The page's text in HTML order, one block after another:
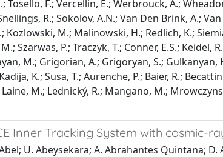
Inner Tracking System with cosmic-
Bruno; D. Budnikov; H. Buesching; P. Buncic; O. Busch; Z. Buthelezi; D. Caffarri; X. Cai; H. Caines; E. Camacho; P. Camerini; M. Campbell; V. Canoa Roman; G.P. Capitani; G. Cara Romeo; F. Carena; W. Carena; F. Carminati; A. Casanova D́ıaz; M. Caselle; J. Castillo Castellanos; J.F. Castillo Hernandez; V. Catanescu; E. Cattaruzza; C. Cavicchioli; P. Cerello; V. Chambert; B. Chang; S. Chapeland; A. Charpy; J.L. Charvet; S. Chattopadhyay; S. Chattopadhyay; M. Cherney; C. Cheshkov; B. Cheynis; E. Chiavassa; V. Chibante Barroso; D.D. Chinellato; P. Chochula; K. Choi; M. Chojnacki; P. Christakoglou; C.H. Christensen; P. Christiansen; T. Chujo; F. Chuman; C. Cicalo; L. Cifarelli; F. Cindolo; J. Cleymans; O. Cobanoglu; J.-P. Coffin; S. Coli; A. Colla; G. Conesa Balbastre; Z. Conesa del Valle; E.S. Conner; P. Constantin; G. Contin; G.J. Contreras; Y. Corrales Morales; T.M. Cormier; P. Cortese; I. Corte s Maldonado; M.R. Cosentino; F. Costa; M.E. Cotallo; E. Crescio; P. Crochet; E. Cuautle; L. Cunqueiro; J. Cussonneau; A. Dainese; H.H. Dalsgaard; A. Danu; I. Das; S. Das; A. Dash; S. Dash; G.O.V. de Barros; A. De Caro; G. de Cataldo; J. de Cuveland ; A. De Falco; M. De Gaspari; J. de Groot; D. De Gruttola; A.P. de Haas; N. De Marco; S. De Pasquale; R. De Remigis; R. de Rooij; G. de Vaux; H. Delagrange; G. Dellacasa; A. Deloff; V. Demanov; E. Dénes; A. Deppman; G. D’Erasmo; D. Derkach; A. Devaux; D. Di Bari; C. Di Giglio; S. Di Liberto; A. Di Mauro; P. Di Nezza; M. Dialinas; L. Dıaz; R. D ́ıaz; T. Dietel; H. Ding; R. Divia`; Ø. Djuvsland; V. Dobretsov; A. Dobrin; T. Dobrowolski; B. Do ̈nigus; I. Dom ́ınguez; D.M.M. Don; O. Dordic; A.K. Dubey; J. Dubuisson; L. Ducroux; P. Dupieux; A.K. Dutta Majumdar; M.R. Dutta Majumdar; D. Elia; D. Emschermann; A. Enokizono; B. Espagnon; M. Estienne; D. Evans; S. Evrard; G. Eyyubova; C.W. Fabjan; D. Fabris; J. Faivre; D. Falchieri; A. Fantoni; M. Fasel; O. Fateev; R. Fearick; A. Fedunov; D. Fehlker; V. Fekete; D. Felea; B. Fenton-Olsen; G. Feofilov; A. Ferna ́ndez Te ́llez; E.G. Ferreiro; A. Ferretti; R. Ferretti; M.A.S. Figueredo; S. Filchagin; R. Fini; F.M. Fionda; E.M. Fiore; M. Floris; Z. Fodor; S. Foertsch; P. Foka; S. Fokin; F. Formenti; E. Fragiacomo; M. Fragkiadakis; U. Frankenfeld; A. Frolov; U. Fuchs; F. Furano; C. Furget; M. Fusco Girard; J.J. Gaardhøje; S. Gadrat; M. Gagliardi; A. Gago; M. Gallio; S. Gang; P. Ganoti ; M.S. Ganti; C. Garabatos; C. Garcıa Trapaga;J. Gebelein; R. Gemme; M. Germain; A. Gheata; M. Gheata; B. Ghidini; P. Ghosh; G. Giraudo; P. Giubellino; E.Gladysz-Dziadus; R. Glasow; P. Gla ̈ssel; A. Glenn; R. Gomez; H. Gonza ́lez Santos; L.H. Gonza ́lez-Trueba; P. Gonza ́lez-Zamora; S. Gorbunov; Y. Gorbunov; S. Gotovac; H. Gottschlag; V.